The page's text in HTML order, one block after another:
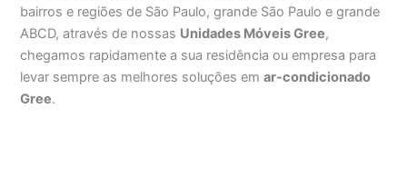
bairros e regiões de São Paulo, grande São Paulo e grande
ABCD, através de nossas Unidades Móveis Gree,
chegamos rapidamente a sua residência ou empresa para
levar sempre as melhores soluções emar-condicionado
Gree.